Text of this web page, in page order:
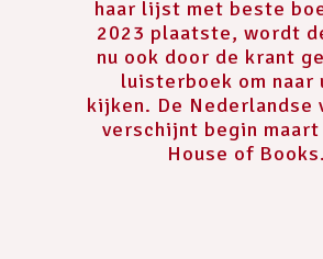
haar lijst met beste
2023 plaatste, wordt
nu ook door de krant
luisterboek om naar
kijken. De Nederlandse
verschijnt begin maart
House of Books.